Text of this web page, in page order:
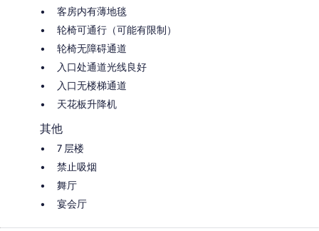
客房内有薄地毯
轮椅可通行（可能有限制）
轮椅无障碍通道
入口处通道光线良好
入口无楼梯通道
天花板升降机
其他
7 层楼
禁止吸烟
舞厅
宴会厅